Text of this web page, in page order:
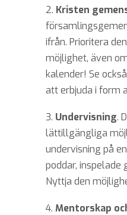
2. Kristen
ifrån. Prioritera
möjlighet, även
kalender! Se
att erbjuda i form
3. Undervisning.
lättillgängliga
undervisning på
poddar, inspelade
Nyttja den
4.Mentorskap